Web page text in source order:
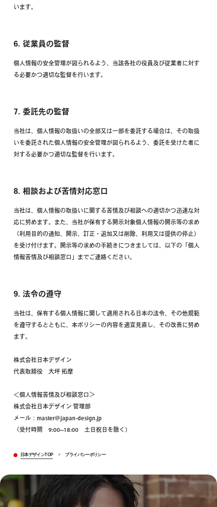
います。
6. 従業員の監督
個人情報の安全管理が図られるよう、当該各社の役員及び従業者に対す
る必要かつ適切な監督を行います。
7. 委託先の監督
当社は、個人情報の取扱いの全部又は一部を委託する場合は、その取扱
いを委託された個人情報の安全管理が図られるよう、委託を受けた者に
対する必要かつ適切な監督を行います。
8. 相談および苦情対応窓口
当社は、個人情報の取扱いに関する苦情及び相談への適切かつ迅速な対
応に努めます。また、当社が保有する開示対象個人情報の開示等の求め
（利用目的の通知、開示、訂正・追加又は削除、利用又は提供の停止）
を受け付けます。開示等の求めの手続きにつきましては、以下の「個人
情報苦情及び相談窓口」までご連絡ください。
9. 法令の遵守
当社は、保有する個人情報に関して適用される日本の法令、その他規範
を遵守するとともに、本ポリシーの内容を適宜見直し、その改善に努め
ます。
株式会社日本デザイン
代表取締役 大坪 拓摩
＜個人情報苦情及び相談窓口＞
株式会社日本デザイン 管理部
メール：master@japan-design.jp
（受付時間 9:00~18:00 土日祝日を除く）
日本デザインTOP>プライバシーポリシー